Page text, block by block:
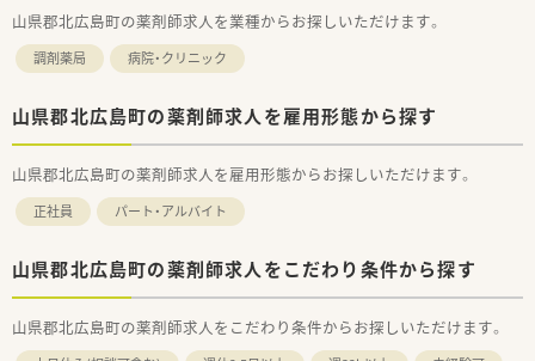
山県郡北広島町の薬剤師求人を業種からお探しいただけます。
調剤薬局 病院・クリニック
山県郡北広島町の薬剤師求人を雇用形態から探す
山県郡北広島町の薬剤師求人を雇用形態からお探しいただけます。
正社員 パート・アルバイト
山県郡北広島町の薬剤師求人をこだわり条件から探す
山県郡北広島町の薬剤師求人をこだわり条件からお探しいただけます。